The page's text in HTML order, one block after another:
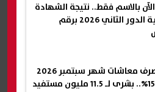
بالاسم فقط.. نتيجة الشهادة
الإعدادية الدور الثاني 2026 برقم
موعد صرف معاشات شهر سبتمبر 2026